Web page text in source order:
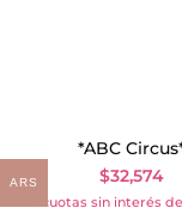
*ABC
$32,574
cuotas sin interés de
ARS